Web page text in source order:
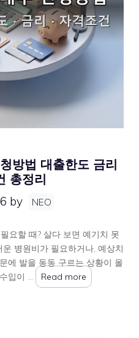
방법 대출한도 금리
총정리
by NEO
요할 때? 살다 보면 예기치 못
병원비가 필요하거나, 예상치
에 발을 동동 구르는 상황이 올
입이 …
Read more